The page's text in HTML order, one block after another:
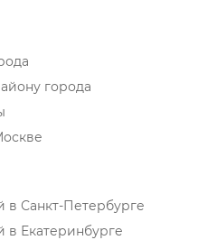
города
Санкт-Петербурге
Екатеринбурге